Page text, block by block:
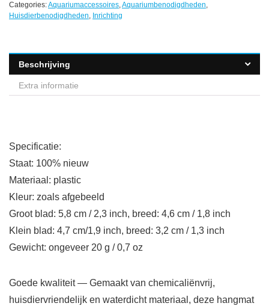
Categories:Aquariumaccessoires,Aquariumbenodigdheden,
Huisdierbenodigdheden, Inrichting
Beschrijving
Extra informatie
Specificatie:
Staat: 100% nieuw
Materiaal: plastic
Kleur: zoals afgebeeld
Groot blad: 5,8 cm / 2,3 inch, breed: 4,6 cm / 1,8 inch
Klein blad: 4,7 cm/1,9 inch, breed: 3,2 cm / 1,3 inch
Gewicht: ongeveer 20 g / 0,7 oz
Goede kwaliteit — Gemaakt van chemicaliënvrij,
huisdiervriendelijk en waterdicht materiaal, deze hangmat